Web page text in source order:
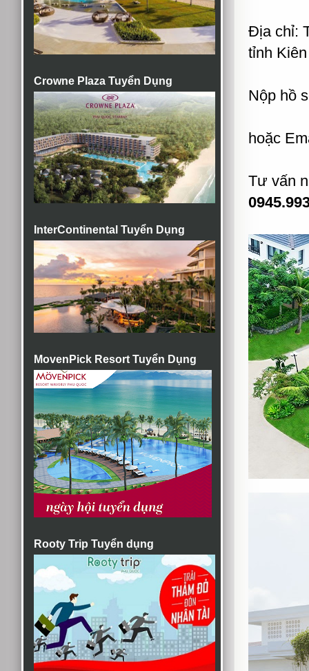
Crowne Plaza Tuyển Dụng
InterContinental Tuyển Dụng
MovenPick Resort Tuyển Dụng
Rooty Trip Tuyển dụng
Địa chỉ:
tỉnh
Nộp hồ
hoặc
Tư vấn